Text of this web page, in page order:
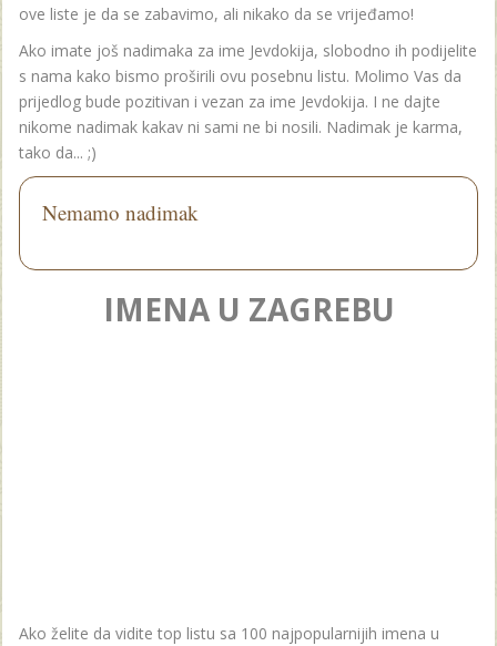
ove liste je da se zabavimo, ali nikako da se vrijeđamo!
Ako imate još nadimaka za ime Jevdokija, slobodno ih podijelite
s nama kako bismo proširili ovu posebnu listu. Molimo Vas da
prijedlog bude pozitivan i vezan za ime Jevdokija. I ne dajte
nikome nadimak kakav ni sami ne bi nosili. Nadimak je karma,
tako da... ;)
Nemamo nadimak
IMENA U ZAGREBU
Ako želite da vidite top listu sa 100 najpopularnijih imena u